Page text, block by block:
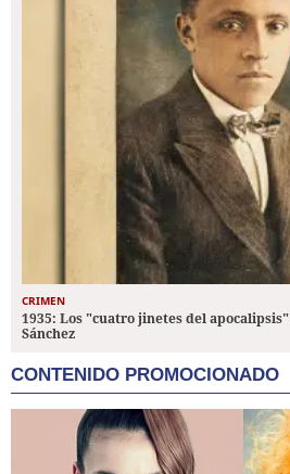
CRIMEN
1935: Los "cuatro jinetes del
Sánchez
CONTENIDO PROMOCIONADO